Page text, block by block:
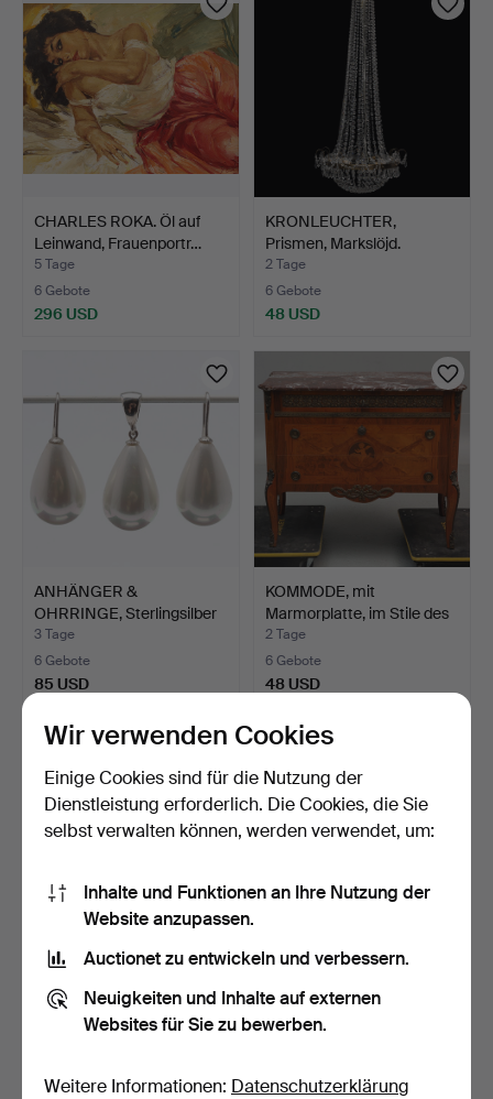
CHARLES ROKA. Öl auf
Leinwand, Frauenportr…
5 Tage
6 Gebote
296 USD
KRONLEUCHTER,
Prismen, Markslöjd.
2 Tage
6 Gebote
48 USD
ANHÄNGER &
OHRRINGE, Sterlingsilber
& Majo…
3 Tage
6 Gebote
85 USD
KOMMODE, mit
Marmorplatte, im Stile des
Gu…
2 Tage
6 Gebote
48 USD
MARIAN HAUSWALD.
4 Tage
6 Gebote
JENNY NYSTRÖM.
Malen…
2 Tage
5 Gebote
Wir verwenden Cookies
Einige Cookies sind für die Nutzung der
Dienstleistung erforderlich. Die Cookies, die Sie
selbst verwalten können, werden verwendet, um:
Inhalte und Funktionen an Ihre Nutzung der
Website anzupassen.
Auctionet zu entwickeln und verbessern.
Neuigkeiten und Inhalte auf externen
Websites für Sie zu bewerben.
Weitere Informationen: Datenschutzerklärung